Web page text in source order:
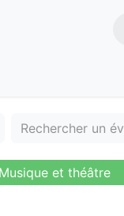
Musique et théâtre